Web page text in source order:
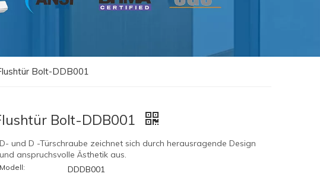
Bolt-DDB001
Bolt-DDB001
D- und D -Türschraube zeichnet sich durch herausragende Design
und anspruchsvolle Ästhetik aus.
Modell: DDDB001